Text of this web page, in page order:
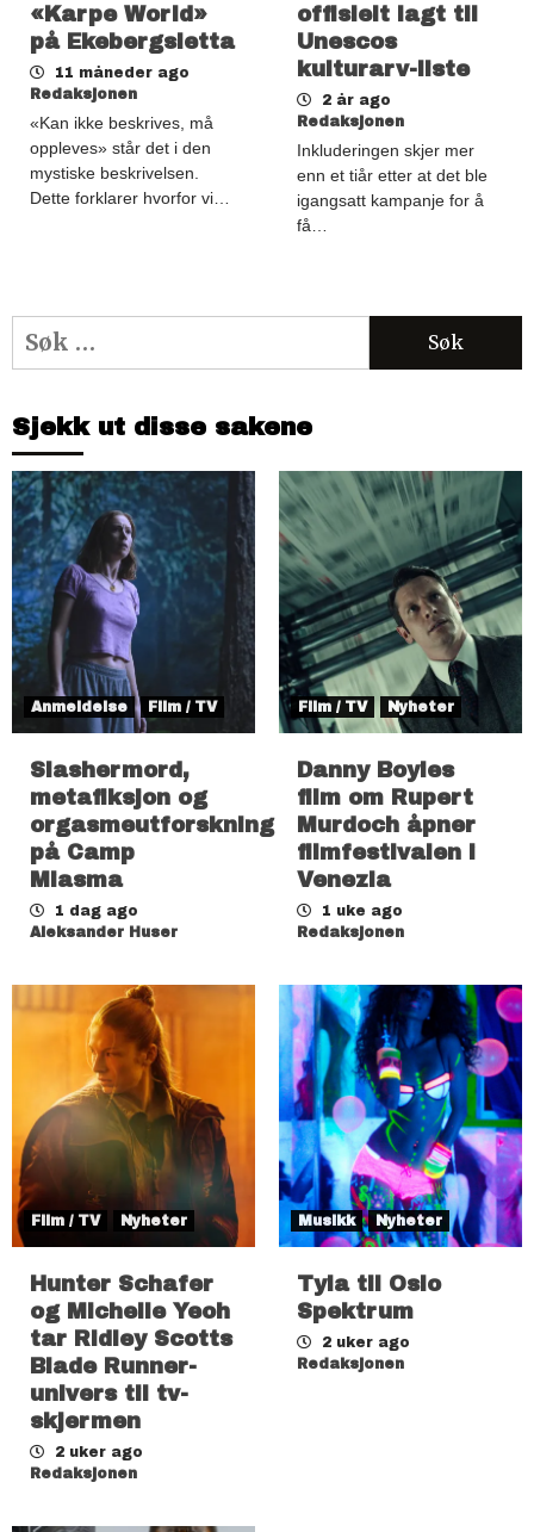
«Karpe World»
på Ekebergsletta
11 måneder ago
Redaksjonen
«Kan ikke beskrives, må
oppleves» står det i den
mystiske beskrivelsen.
Dette forklarer hvorfor vi…
offisielt lagt til
Unescos
kulturarv-liste
2 år ago
Redaksjonen
Inkluderingen skjer mer
enn et tiår etter at det ble
igangsatt kampanje for å
få…
Søk
etter:
Sjekk ut disse sakene
Anmeldelse Film / TV
Slashermord,
metafiksjon og
orgasmeutforskning
på Camp
Miasma
1 dag ago
Aleksander Huser
Film / TV Nyheter
Danny Boyles
film om Rupert
Murdoch åpner
filmfestivalen i
Venezia
1 uke ago
Redaksjonen
Film / TV Nyheter
Hunter Schafer
og Michelle Yeoh
tar Ridley Scotts
Blade Runner-
univers til tv-
skjermen
2 uker ago
Redaksjonen
Musikk Nyheter
Tyla til Oslo
Spektrum
2 uker ago
Redaksjonen